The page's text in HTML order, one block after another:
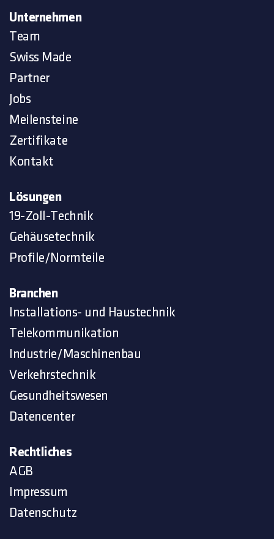
Unternehmen
Team
Swiss Made
Partner
Jobs
Meilensteine
Zertifikate
Kontakt
Lösungen
19-Zoll-Technik
Gehäusetechnik
Profile/Normteile
Branchen
Installations- und Haustechnik
Telekommunikation
Industrie/Maschinenbau
Verkehrstechnik
Gesundheitswesen
Datencenter
Rechtliches
AGB
Impressum
Datenschutz